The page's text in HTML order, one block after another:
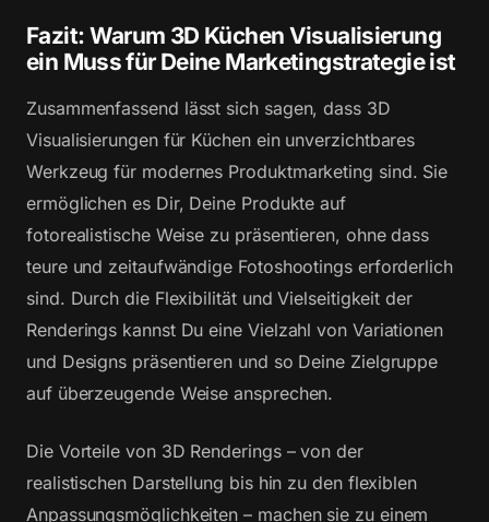
Fazit: Warum 3D Küchen Visualisierung
ein Muss für Deine Marketingstrategie ist
Zusammenfassend lässt sich sagen, dass 3D
Visualisierungen für Küchen ein unverzichtbares
Werkzeug für modernes Produktmarketing sind. Sie
ermöglichen es Dir, Deine Produkte auf
fotorealistische Weise zu präsentieren, ohne dass
teure und zeitaufwändige Fotoshootings erforderlich
sind. Durch die Flexibilität und Vielseitigkeit der
Renderings kannst Du eine Vielzahl von Variationen
und Designs präsentieren und so Deine Zielgruppe
auf überzeugende Weise ansprechen.
Die Vorteile von 3D Renderings – von der
realistischen Darstellung bis hin zu den flexiblen
Anpassungsmöglichkeiten – machen sie zu einem